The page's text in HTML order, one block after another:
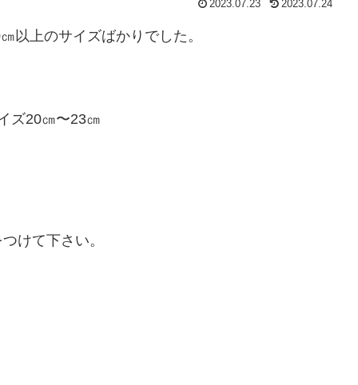
2023.07.23 2023.07.24
以上のサイズばかりでした。
ズ20㎝〜23㎝
けて下さい。